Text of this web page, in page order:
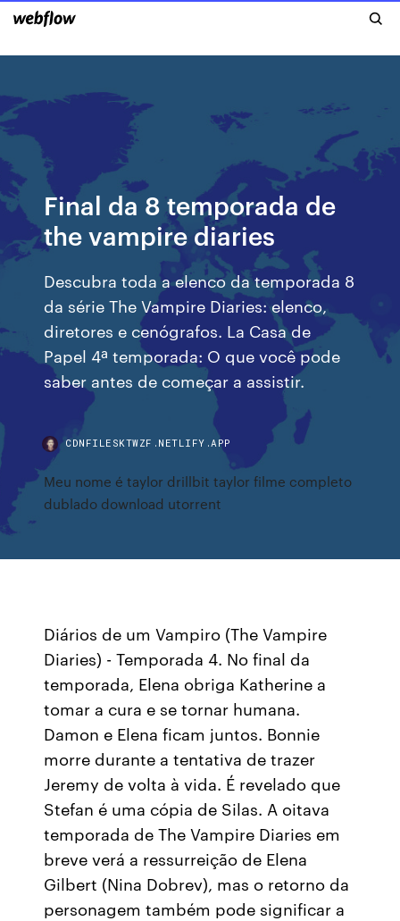
Final da 8 temporada de
the vampire diaries
Descubra toda a elenco da temporada 8
da série The Vampire Diaries: elenco,
diretores e cenógrafos. La Casa de
Papel 4ª temporada: O que você pode
saber antes de começar a assistir.
CDNFILESKTWZF.NETLIFY.APP
Meu nome é taylor drillbit taylor filme completo
dublado download utorrent
Diários de um Vampiro (The Vampire
Diaries) - Temporada 4. No final da
temporada, Elena obriga Katherine a
tomar a cura e se tornar humana.
Damon e Elena ficam juntos. Bonnie
morre durante a tentativa de trazer
Jeremy de volta à vida. É revelado que
Stefan é uma cópia de Silas. A oitava
temporada de The Vampire Diaries em
breve verá a ressurreição de Elena
Gilbert (Nina Dobrev), mas o retorno da
personagem também pode significar a